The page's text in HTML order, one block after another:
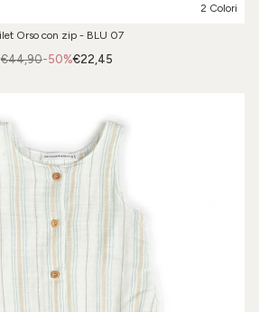
2 Colori
Orso con zip - BLU 07
-50%
€44,90 €22,45